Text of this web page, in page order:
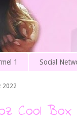
1 Social
2022
Cool Box